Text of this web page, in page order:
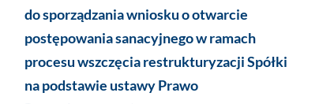
do sporządzania wniosku o otwarcie
postępowania sanacyjnego w ramach
procesu wszczęcia restrukturyzacji Spółki
na podstawie ustawy Prawo